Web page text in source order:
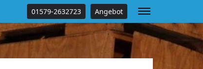
01579-2632723 Angebot